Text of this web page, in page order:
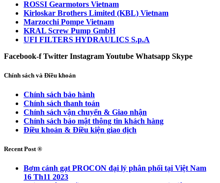
ROSSI Gearmotors Vietnam
Kirloskar Brothers Limited (KBL) Vietnam
Marzocchi Pompe Vietnam
KRAL Screw Pump GmbH
UFI FILTERS HYDRAULICS S.p.A
Facebook-f Twitter InstagramYoutube Whatsapp Skype
Chính sách và Điều khoản
Chính sách bảo hành
Chính sách thanh toán
Chính sách vận chuyển & Giao nhận
Chính sách bảo mật thông tin khách hàng
Điều khoản & Điều kiện giao dịch
Recent Post ®
Bơm cánh gạt PROCON đại lý phân phối tại Việt Nam
16 Th11 2023